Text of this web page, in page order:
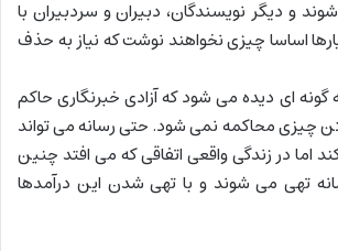
و دیگر نویسندگان، دبیران و سردبیران با
اساسا چیزی نخواهند نوشت که نیاز به حذف
گونه ای دیده می شود که آزادی خبرنگاری حاکم
چیزی محاکمه نمی شود. حتی رسانه می تواند
اما در زندگی واقعی اتفاقی که می افتد چنین
تهی می شوند و با تهی شدن این درآمدها